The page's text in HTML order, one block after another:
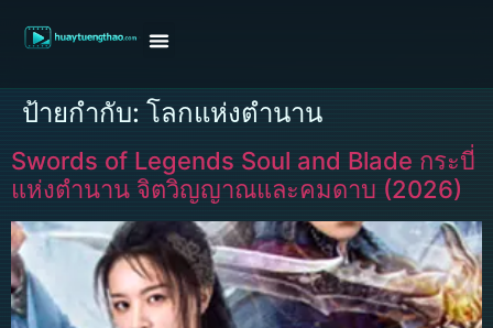
ป้ายกำกับ: โลกแห่งตำนาน
Swords of Legends Soul and Blade กระบี่
แห่งตำนาน จิตวิญญาณและคมดาบ (2026)